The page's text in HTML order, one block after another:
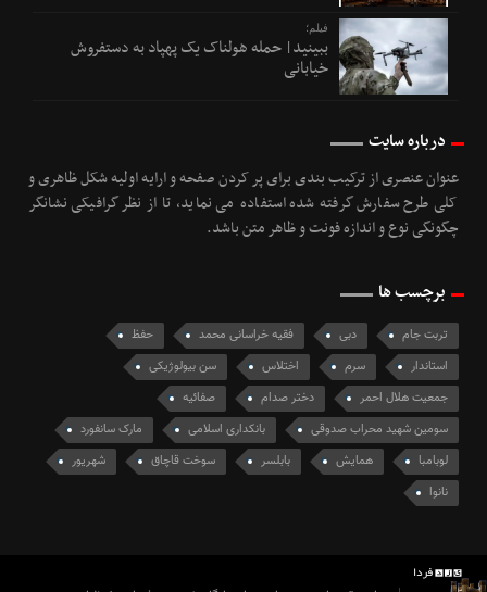
فیلم؛
ببینید| حمله هولناک یک پهپاد به دستفروش
خیابانی
درباره سایت
عنوان عنصری از ترکیب بندی برای پر کردن صفحه و ارایه اولیه شکل ظاهری و
کلی طرح سفارش گرفته شده استفاده می نماید، تا از نظر گرافیکی نشانگر
چگونگی نوع و اندازه فونت و ظاهر متن باشد.
برچسب ها
تربت جام دبی فقیه خراسانی محمد
حفظ
استاندار
سرم اختلاس
سن بیولوژیکی
جمعیت هلال احمر
دختر صدام
صفائیه
سومین شهید محراب صدوقی
بانکداری اسلامی
مارک سانفورد
لوبامبا
همایش بابلسر سوخت قاچاق
شهریور
نانوا